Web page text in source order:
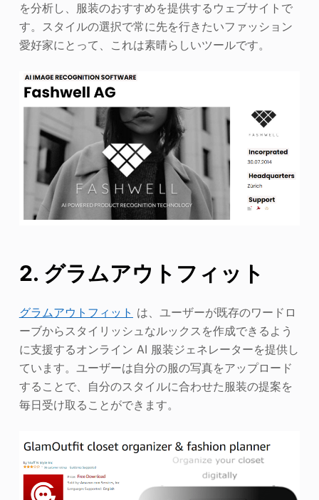
を分析し、服装のおすすめを提供するウェブサイトで
す。スタイルの選択で常に先を行きたいファッション
愛好家にとって、これは素晴らしいツールです。
2. グラムアウトフィット
グラムアウトフィット は、ユーザーが既存のワードロ
ーブからスタイリッシュなルックスを作成できるよう
に支援するオンライン AI 服装ジェネレーターを提供し
ています。ユーザーは自分の服の写真をアップロード
することで、自分のスタイルに合わせた服装の提案を
毎日受け取ることができます。